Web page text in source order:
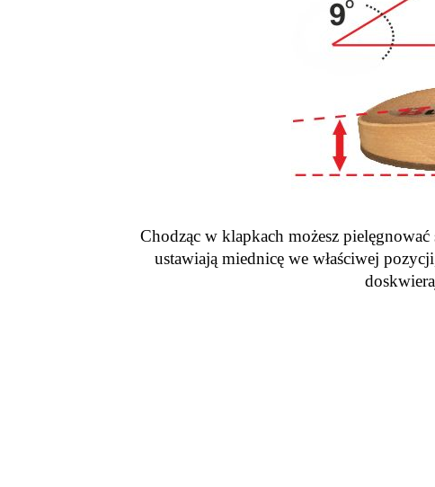
Chodząc w klapkach możesz
ustawiają miednicę we właściwej